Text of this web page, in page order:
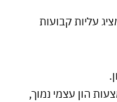
עליות קבועות
הון עצמי נמוך,